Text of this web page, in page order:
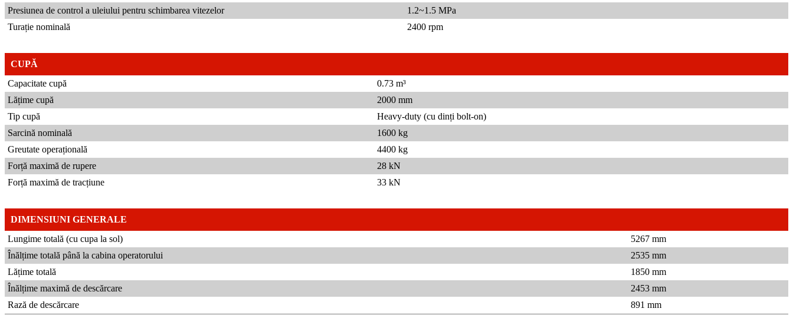
Presiunea de control a uleiului pentru schimbarea vitezelor
1.2~1.5 MPa
Turație nominală
2400 rpm
CUPĂ
Capacitate cupă
0.73 m³
Lățime cupă
2000 mm
Tip cupă
Heavy-duty (cu dinți bolt-on)
Sarcină nominală
1600 kg
Greutate operațională
4400 kg
Forță maximă de rupere
28 kN
Forță maximă de tracțiune
33 kN
DIMENSIUNI GENERALE
Lungime totală (cu cupa la sol)
5267 mm
Înălțime totală până la cabina operatorului
2535 mm
Lățime totală
1850 mm
Înălțime maximă de descărcare
2453 mm
Rază de descărcare
891 mm